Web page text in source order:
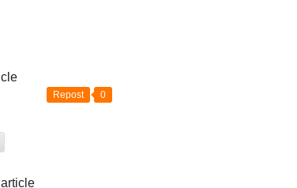
Repost 0